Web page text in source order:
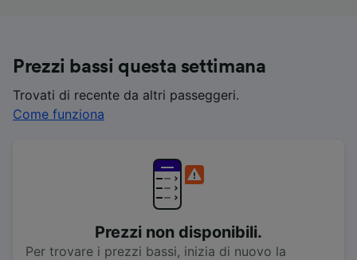
Prezzi bassi questa settimana
Trovati di recente da altri passeggeri.
Come funziona
Prezzi non disponibili.
Per trovare i prezzi bassi, inizia di nuovo la